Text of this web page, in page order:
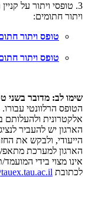
ויתור חתומים:
טופס ויתור
טופס ויתור
שימו לב: מדובר בשני
הטופס הרלוונטי
אלקטרונית ולהעלותם
הארגון יש להעביר
הייעודי, ולבקש את
הארגון למערכת
אינו מצוי בידי
לכתובת